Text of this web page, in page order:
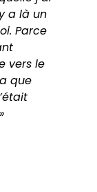
a là un
Parce
vers le
que